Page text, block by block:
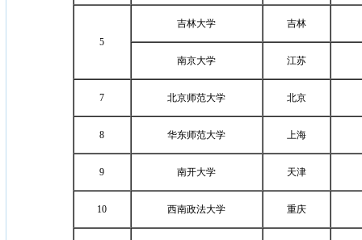
5
吉林大学 吉林
南京大学 江苏
7 北京师范大学 北京
8 华东师范大学 上海
9 南开大学 天津
10 西南政法大学 重庆